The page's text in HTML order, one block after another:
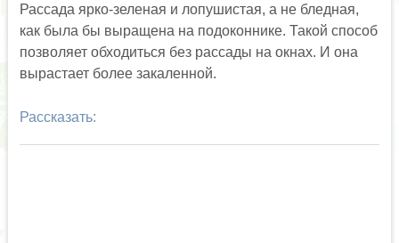
Рассада ярко-зеленая и лопушистая, а не бледная,
как была бы выращена на подоконнике. Такой способ
позволяет обходиться без рассады на окнах. И она
вырастает более закаленной.
Рассказать: